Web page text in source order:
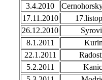
3.4.2010
17.11.2010
26.12.2010
8.1.2011
22.1.2011
5.2.2011